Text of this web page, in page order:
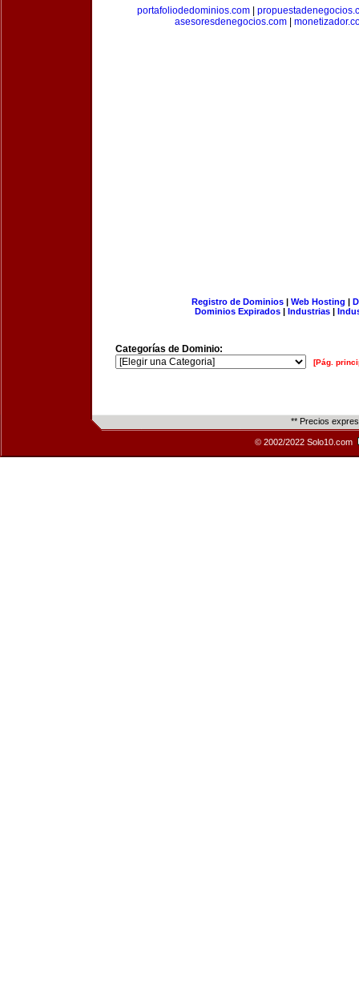
portafoliodedominios.com|
asesoresdenegocios.com
Registro de Dominios| Web Hosting |
Dominios Expirados | Industrias |
Categorías de Dominio:
[Pág.
** Precios
© 2002/2022 Solo10.com